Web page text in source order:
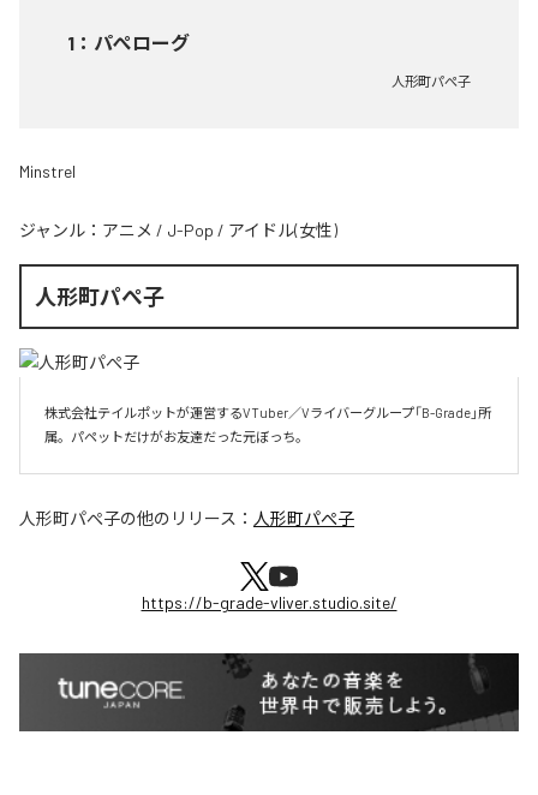
1 ： パぺローグ
人形町パぺ子
Minstrel
ジャンル： アニメ / J-Pop / アイドル(女性)
人形町パぺ子
株式会社テイルポットが運営するVTuber／Vライバーグループ「B-Grade」所
属。パペットだけがお友達だった元ぼっち。
人形町パぺ子の他のリリース： 人形町パぺ子
https://b-grade-vliver.studio.site/